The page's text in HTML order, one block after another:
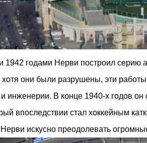
1942 годами Нерви построил серию
они были разрушены, эти
инженерии. В конце 1940-х годов
впоследствии стал хоккейным
искусно преодолевать